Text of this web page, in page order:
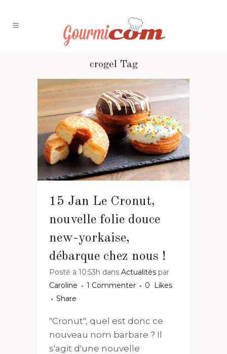
crogel Tag
15 Jan Le Cronut,
nouvelle folie douce
new-yorkaise,
débarque chez nous !
Posté à 10:53h dans Actualités par
Caroline
1 Commenter 0
Likes
Share
"Cronut", quel est donc ce
nouveau nom barbare ? Il
s'agit d'une nouvelle